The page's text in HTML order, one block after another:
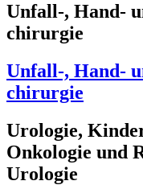
Unfall-, Hand-
chirurgie
Unfall-, Hand-
chirurgie
Urologie,
Onkologie und
Urologie